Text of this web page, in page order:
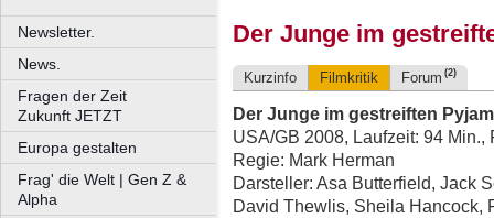
Newsletter.
News.
Fragen der Zeit
Zukunft JETZT
Europa gestalten
Frag' die Welt | Gen Z &
Alpha
Der Junge im
Kurzinfo Filmkritik Forum (2)
Der Junge im gestreiften
USA/GB 2008, Laufzeit: 94 Min.,
Regie: Mark Herman
Darsteller: Asa Butterfield, Jack
David Thewlis, Sheila Hancock,